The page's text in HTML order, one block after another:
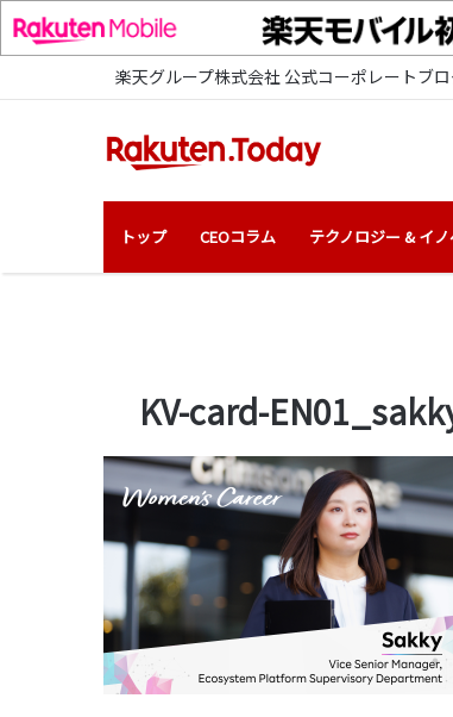
楽天グループ株式会社 公式コーポレートブ
トップ CEOコラム テクノロジー & イ
KV-card-